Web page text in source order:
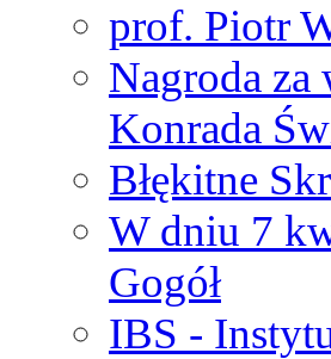
prof. Piotr
Nagroda
Konrada
Błękitne
W dniu 7
Gogół
IBS -